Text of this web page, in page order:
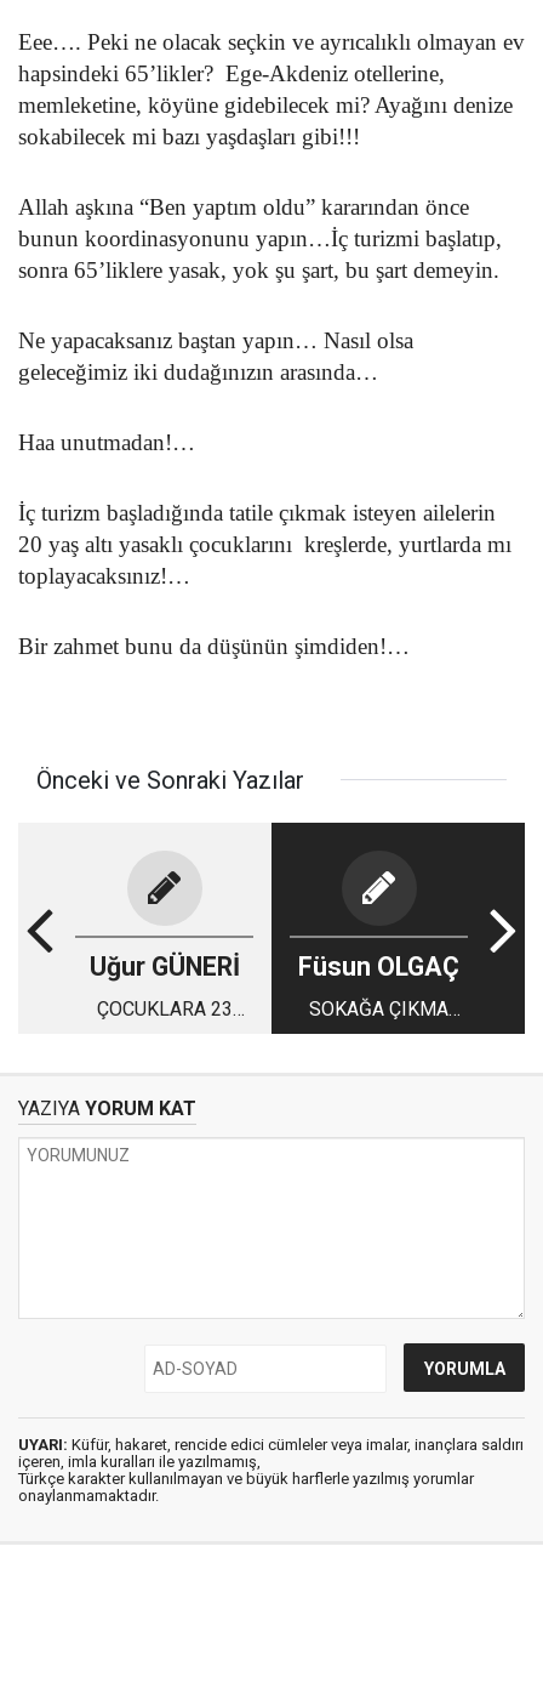
Eee…. Peki ne olacak seçkin ve ayrıcalıklı olmayan ev
hapsindeki 65’likler? Ege-Akdeniz otellerine,
memleketine, köyüne gidebilecek mi? Ayağını denize
sokabilecek mi bazı yaşdaşları gibi!!!
Allah aşkına “Ben yaptım oldu” kararından önce
bunun koordinasyonunu yapın…İç turizmi başlatıp,
sonra 65’liklere yasak, yok şu şart, bu şart demeyin.
Ne yapacaksanız baştan yapın… Nasıl olsa
geleceğimiz iki dudağınızın arasında…
Haa unutmadan!…
İç turizm başladığında tatile çıkmak isteyen ailelerin
20 yaş altı yasaklı çocuklarını kreşlerde, yurtlarda mı
toplayacaksınız!…
Bir zahmet bunu da düşünün şimdiden!…
Önceki ve Sonraki Yazılar
Uğur GÜNERİ
ÇOCUKLARA 23
Füsun OLGAÇ
SOKAĞA ÇIKMA
YASAĞINDA
YAZIYA YORUM KAT
UYARI: Küfür, hakaret, rencide edici cümleler veya imalar, inançlara saldırı
içeren, imla kuralları ile yazılmamış,
Türkçe karakter kullanılmayan ve büyük harflerle yazılmış yorumlar
onaylanmamaktadır.